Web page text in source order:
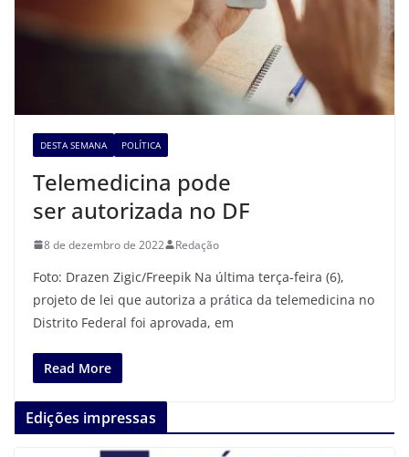
DESTA SEMANA POLÍTICA
Telemedicina pode
ser autorizada no DF
8 de dezembro de 2022 Redação
Foto: Drazen Zigic/Freepik Na última terça-feira (6),
projeto de lei que autoriza a prática da telemedicina no
Distrito Federal foi aprovada, em
Read More
Edições impressas